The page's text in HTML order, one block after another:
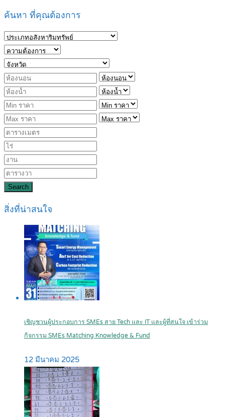
ค้นหา ที่คุณต้องการ
Search
สิ่งที่น่าสนใจ
เชิญชวนผู้ประกอบการ SMEs สาย Tech และ IT และผู้ที่สนใจ เข้าร่วม
กิจกรรม SMEs Matching Knowledge & Fund
12 มีนาคม 2025